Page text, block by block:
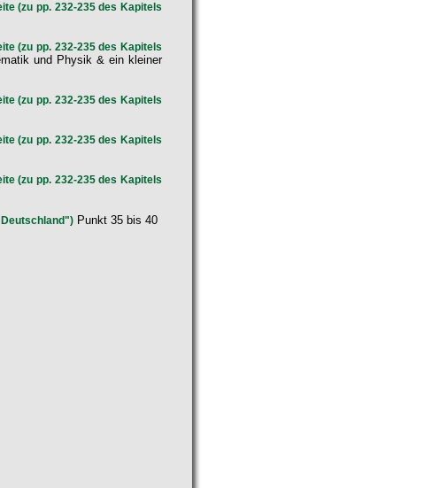
(zu pp. 232-235 des Kapitels
(zu pp. 232-235 des Kapitels
und Physik & ein kleiner
(zu pp. 232-235 des Kapitels
(zu pp. 232-235 des Kapitels
(zu pp. 232-235 des Kapitels
Punkt 35 bis 40